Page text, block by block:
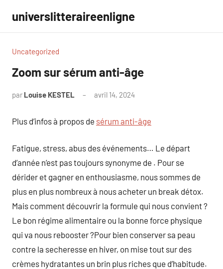
contenu
universlitteraireenligne
Uncategorized
Zoom sur sérum anti-âge
par Louise KESTEL avril 14, 2024
Plus d’infos à propos de sérum anti-âge
Fatigue, stress, abus des événements… Le départ
d’année n’est pas toujours synonyme de . Pour se
dérider et gagner en enthousiasme, nous sommes de
plus en plus nombreux à nous acheter un break détox.
Mais comment découvrir la formule qui nous convient ?
Le bon régime alimentaire ou la bonne force physique
qui va nous rebooster ?Pour bien conserver sa peau
contre la secheresse en hiver, on mise tout sur des
crèmes hydratantes un brin plus riches que d’habitude.